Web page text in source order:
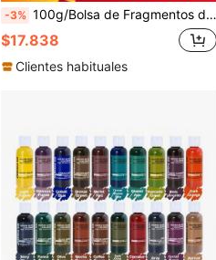
-3% 100g/Bolsa de Fragmentos de Terrazo no Desteñibles, Fragmentos de Terrazo, Chips Decorativos de Terrazo Modernos (20 Colores), Tintes Dispersos Amigables para Resina y Yeso, Terrazo, Fragmentos, Coloreados, Prefabricados, para Usar con Resina/Polvo de Fundición/Productos de Cemento
$17.838
Clientes habituales